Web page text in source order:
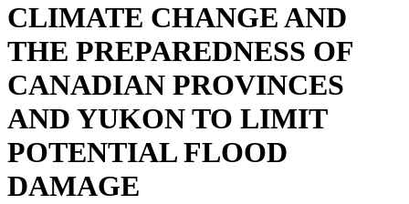
CLIMATE CHANGE AND
THE PREPAREDNESS OF
CANADIAN PROVINCES
AND YUKON TO LIMIT
POTENTIAL FLOOD
DAMAGE